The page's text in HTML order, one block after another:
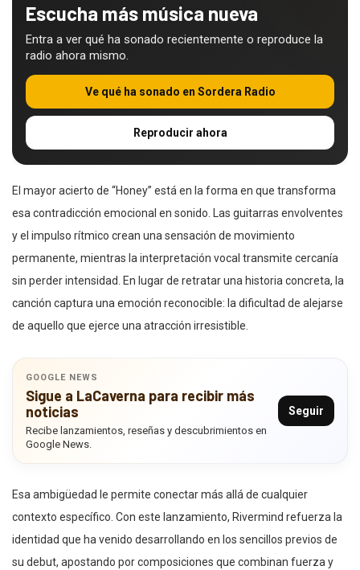
Escucha más música nueva
Entra a ver qué ha sonado recientemente o reproduce la
radio ahora mismo.
Ve qué ha sonado en Sordera Radio
Reproducir ahora
El mayor acierto de “Honey” está en la forma en que transforma
esa contradicción emocional en sonido. Las guitarras envolventes
y el impulso rítmico crean una sensación de movimiento
permanente, mientras la interpretación vocal transmite cercanía
sin perder intensidad. En lugar de retratar una historia concreta, la
canción captura una emoción reconocible: la dificultad de alejarse
de aquello que ejerce una atracción irresistible.
GOOGLE NEWS
Sigue a LaCaverna para recibir más
noticias
Recibe lanzamientos, reseñas y descubrimientos en
Google News.
Seguir
Esa ambigüedad le permite conectar más allá de cualquier
contexto específico. Con este lanzamiento, Rivermind refuerza la
identidad que ha venido desarrollando en los sencillos previos de
su debut, apostando por composiciones que combinan fuerza y